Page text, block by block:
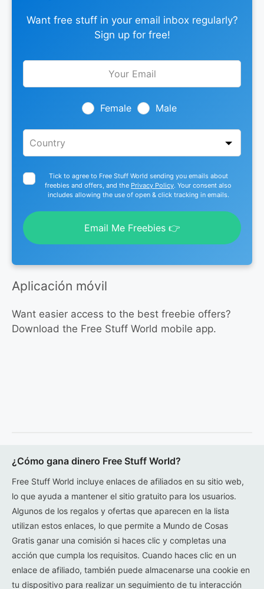
Want free stuff in your email inbox regularly?
Sign up for free!
Leave
Female Male
Tick to agree to Free Stuff World sending you emails about
freebies and offers, and the Privacy Policy. Your consent also
includes allowing the use of open & click tracking in emails.
Email Me Freebies 👉
Aplicación móvil
Want easier access to the best freebie offers?
Download the Free Stuff World mobile app.
¿Cómo gana dinero Free Stuff World?
Free Stuff World incluye enlaces de afiliados en su sitio web,
lo que ayuda a mantener el sitio gratuito para los usuarios.
Algunos de los regalos y ofertas que aparecen en la lista
utilizan estos enlaces, lo que permite a Mundo de Cosas
Gratis ganar una comisión si haces clic y completas una
acción que cumpla los requisitos. Cuando haces clic en un
enlace de afiliado, también puede almacenarse una cookie en
tu dispositivo para realizar un seguimiento de tu interacción